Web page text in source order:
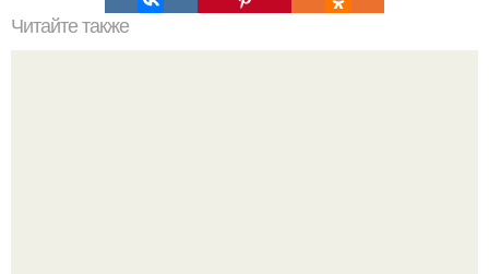
Читайте также